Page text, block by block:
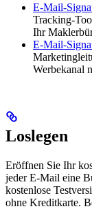
E-Mail-
Tracking-
Ihr
E-Mail-
Werbekanal
Loslegen
Eröffnen Sie Ihr
jeder E-Mail eine
kostenlose
ohne Kreditkarte.